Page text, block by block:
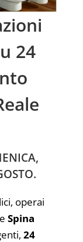
24
operai
Spina
24